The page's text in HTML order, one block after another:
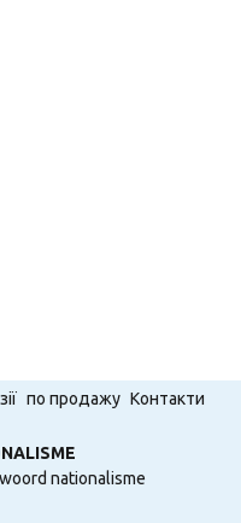
по продажу Контакти
nationalisme